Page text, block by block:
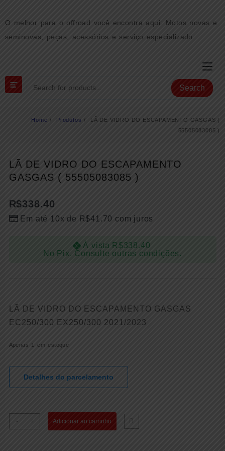
content
O melhor para o offroad você encontra aqui: Motos novas e
seminovas, peças, acessórios e serviço especializado.
Search
Home Produtos
LÃ DE VIDRO DO ESCAPAMENTO GASGAS (
55505083085 )
LÃ DE VIDRO DO ESCAPAMENTO
GASGAS ( 55505083085 )
R$338.40
Em até 10x de R$41.70 com juros
À vista R$338.40
No Pix. Consulte outras condições.
LÃ DE VIDRO DO ESCAPAMENTO GASGAS
EC250/300 EX250/300 2021/2023
Apenas 1 em estoque
Detalhes do parcelamento
-
DE
+ Adicionar ao carrinho